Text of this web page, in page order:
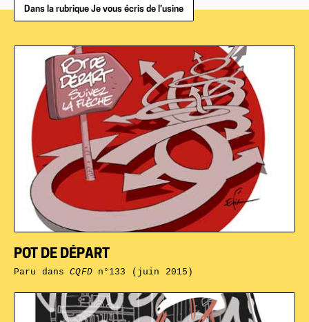
Dans la rubrique Je vous écris de l’usine
POT DE DÉPART
Paru dansCQFDn°133 (juin 2015)